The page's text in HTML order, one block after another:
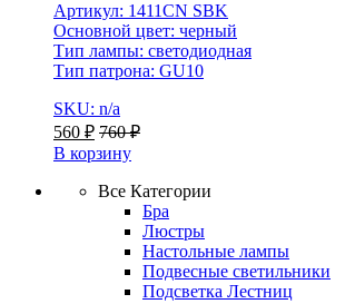
Артикул: 1411CN SBK
Основной цвет: черный
Тип лампы: светодиодная
Тип патрона: GU10
SKU: n/a
560 ₽ 760₽
В корзину
Все Категории
Бра
Люстры
Настольные лампы
Подвесные светильники
Подсветка Лестниц